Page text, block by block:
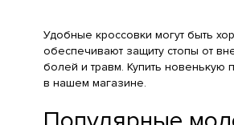
Удобные кроссовки могут быть
обеспечивают защиту стопы от
болей и травм. Купить новенькую
в нашем магазине.